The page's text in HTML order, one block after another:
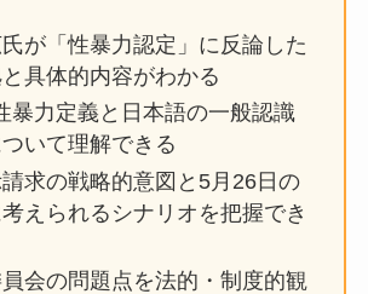
が「性暴力認定」に反論した
具体的内容がわかる
暴力定義と日本語の一般認識
いて理解できる
求の戦略的意図と5月26日の
えられるシナリオを把握でき
会の問題点を法的・制度的観